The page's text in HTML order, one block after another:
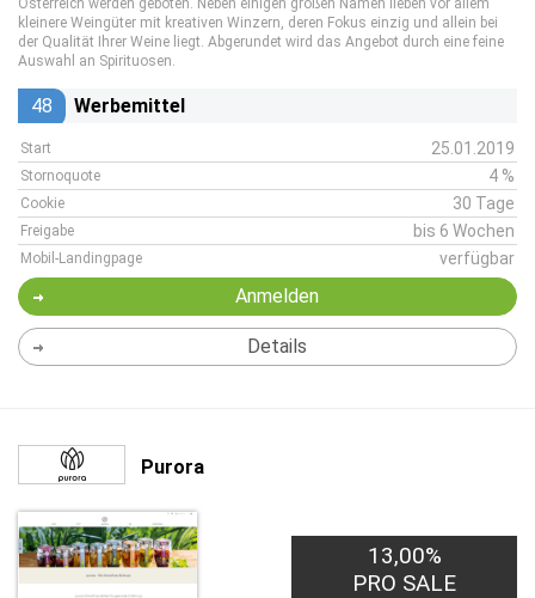
Österreich werden geboten. Neben einigen großen Namen lieben vor allem
kleinere Weingüter mit kreativen Winzern, deren Fokus einzig und allein bei
der Qualität Ihrer Weine liegt. Abgerundet wird das Angebot durch eine feine
Auswahl an Spirituosen.
48 Werbemittel
Start 25.01.2019
Stornoquote 4 %
Cookie 30 Tage
Freigabe bis 6 Wochen
Mobil-Landingpage verfügbar
Anmelden
Details
Purora
13,00%
PRO SALE